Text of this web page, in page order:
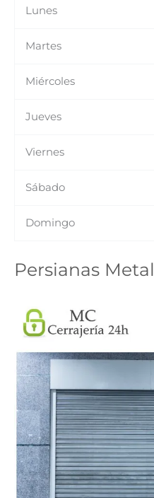
Lunes
Martes
Miércoles
Jueves
Viernes
Sábado
Domingo
Persianas